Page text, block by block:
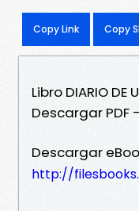
Copy Link Copy
Libro DIARIO DE
Descargar PDF -
Descargar
http://